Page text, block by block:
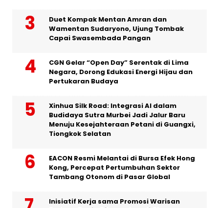
Duet Kompak Mentan Amran dan
Wamentan Sudaryono, Ujung Tombak
Capai Swasembada Pangan
CGN Gelar “Open Day” Serentak di Lima
Negara, Dorong Edukasi Energi Hijau dan
Pertukaran Budaya
Xinhua Silk Road: Integrasi AI dalam
Budidaya Sutra Murbei Jadi Jalur Baru
Menuju Kesejahteraan Petani di Guangxi,
Tiongkok Selatan
EACON Resmi Melantai di Bursa Efek Hong
Kong, Percepat Pertumbuhan Sektor
Tambang Otonom di Pasar Global
Inisiatif Kerja sama Promosi Warisan